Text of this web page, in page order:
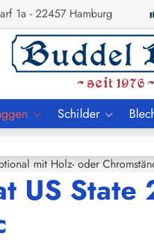
1a - 22457 Hamburg
Schilder
mit Holz- oder
US State